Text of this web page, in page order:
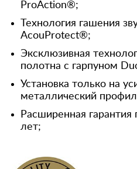
ProAction®;
Технология гашения
AcouProtect®;
Эксклюзивная
полотна с гарпуном
Установка только на
металлический
Расширенная
лет;